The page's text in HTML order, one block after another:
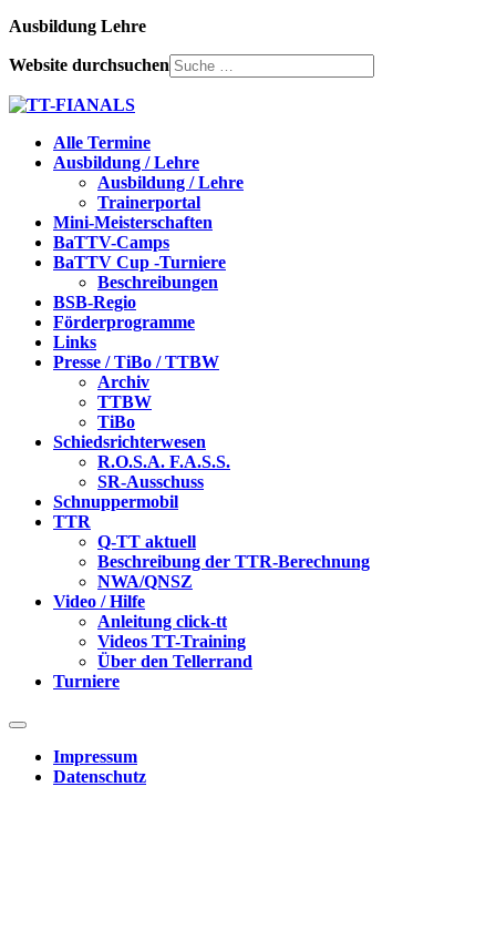
Ausbildung Lehre
Website durchsuchen
Alle Termine
Ausbildung / Lehre
Ausbildung / Lehre
Trainerportal
Mini-Meisterschaften
BaTTV-Camps
BaTTV Cup -Turniere
Beschreibungen
BSB-Regio
Förderprogramme
Links
Presse / TiBo / TTBW
Archiv
TTBW
TiBo
Schiedsrichterwesen
R.O.S.A. F.A.S.S.
SR-Ausschuss
Schnuppermobil
TTR
Q-TT aktuell
Beschreibung der TTR-Berechnung
NWA/QNSZ
Video / Hilfe
Anleitung click-tt
Videos TT-Training
Über den Tellerrand
Turniere
Impressum
Datenschutz